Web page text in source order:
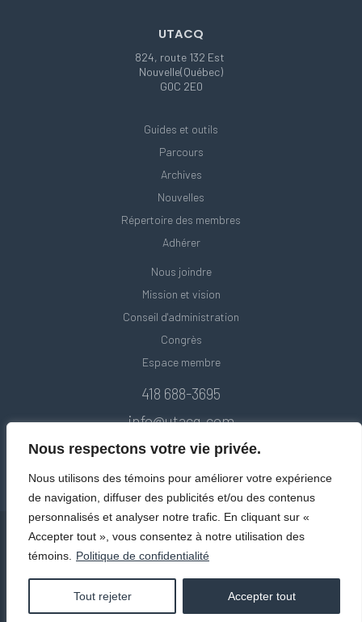
Nous respectons votre vie privée.
Nous utilisons des témoins pour améliorer votre expérience
de navigation, diffuser des publicités et/ou des contenus
personnalisés et analyser notre trafic. En cliquant sur «
Accepter tout », vous consentez à notre utilisation des
témoins.
Politique de confidentialité
Tout rejeter Accepter tout
UTACQ
824, route 132 Est
Nouvelle(Québec)
G0C 2E0
Guides et outils
Parcours
Archives
Nouvelles
Répertoire des membres
Adhérer
Nous joindre
Mission et vision
Conseil d'administration
Congrès
Espace membre
418 688-3695
info@utacq.com
réservés 2020.Politique de confidentialité